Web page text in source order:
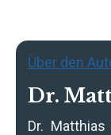
Über den
Dr.
Dr. Matthias